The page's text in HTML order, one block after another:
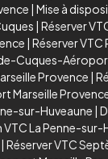
| Mise à
| Réserver
| Réserver
Cuques-
Provence |
Marseille
sur-Huveaune |
VTC La Penne-
| Réserver VTC